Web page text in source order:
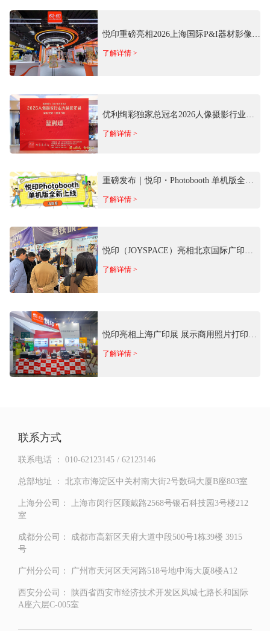
悦印重磅亮相2026上海国际P&I器材影像
了解详情 >
优利绚彩独家总冠名2026人像摄影行业大
合影年会 以专业影像科技赋能行业发展
了解详情 >
重磅发布｜悦印・Photobooth 单机版全新
上线！离线免费用
了解详情 >
悦印（JOYSPACE）亮相北京国际广印展
携商用照片影像场景方案参展
了解详情 >
悦印亮相上海广印展 展示商用照片打印全
矩阵产品
了解详情 >
联系方式
联系电话 ： 010-62123145 / 62123146
总部地址 ： 北京市海淀区中关村南大街2号数码大厦B座803室
上海分公司：
上海市闵行区顾戴路2568号银石科技园3号楼212
室
成都分公司：
成都市高新区天府大道中段500号1栋39楼 3915
号
广州分公司： 广州市天河区天河路518号地中海大厦8楼A12
西安分公司：
陕西省西安市经济技术开发区凤城七路长和国际
A座六层C-005室